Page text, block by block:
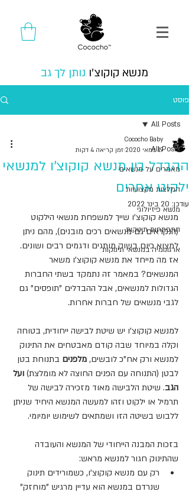
מנשא קוקוצ'ו נותן לך גב
פוסט
All Posts
מאמרים על מנשאים
המלצות מקצועיות
מנשא פיזיולוגי
התפתחות תינוקות
ארגונומיה במנשאי תינוקות
All Posts
ההבדל בין מנשא קוקוצ'ו למנשאי
ילקוט אחרים
Cococho Baby
19 במאי 2020
זמן קריאה 4 דקות
עודכן: 20 בינו׳ 2022
מנשא קוקוצ'ו שייך למשפחת מנשאי הילקוט
(הנקראים גם מנשאים רכים מובנים), מהם ניתן
למצוא כיום בשוק מותגים ודגמים רבים ושונים.
אז מה מייחד את מנשא קוקוצ'ו משאר
המנשאים? במאמר זה נתמקד בשתי החברות
הגדולות למנשאים, אבל ההבדלים "תופסים" גם
לגבי מנשאים של חברות אחרות.
למנשא קוקוצ'ו יש שיטת לבישה ייחודית, בטוחה
וקלה במיוחד שבה קודם מאבטחים את התינוק
למנשא ורק אח"כ לובשים, מלפנים בתנוחת בטן
לבטן (התנוחה עם הפנים החוצה לא מומלצת) ועל
הגב. שיטת הלבישה מאוד מזכירה לבישה של
תרמיל או ילקוט וזהו למעשה המנשא היחיד שניתן
ללבוש בשיטה הזו ושמתאים לשימוש יומיומי.
בזכות המבנה הייחודי של המנשא והעובדה
שהתינוק חגור למנשא מראש:
רק עם מנשא קוקוצ'ו, כשמורידים תינוק
שנרדם במנשא הוא עדיין מרגיש "מוחזק"